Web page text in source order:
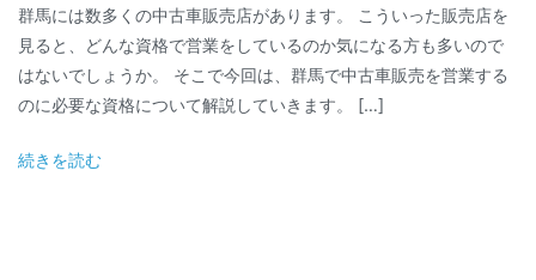
群馬には数多くの中古車販売店があります。 こういった販売店を
見ると、どんな資格で営業をしているのか気になる方も多いので
はないでしょうか。 そこで今回は、群馬で中古車販売を営業する
のに必要な資格について解説していきます。 […]
続きを読む